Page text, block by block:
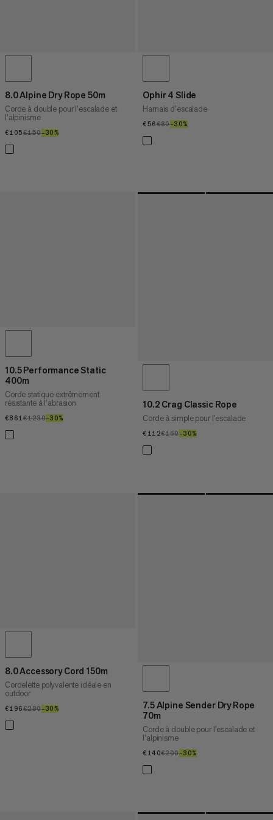
8.0 Alpine Dry Rope 50m
Corde à double pour l’escalade et
l’alpinisme
€105€105
€150€150
–30%
Ophir 4 Slide
Harnais d’escalade
€56€56
€80€80
–30%
10.5 Performance Static
400m
Corde statique extrêmement
résistante à l’abrasion
€861€861
€1230€1230
–30%
10.2 Crag Classic Rope
Corde à simple pour l’escalade
€112€112
€160€160
–30%
8.0 Accessory Cord 150m
Cordelette polyvalente idéale en
outdoor
€196€196
€280€280
–30%
7.5 Alpine Sender Dry Rope
70m
Corde à double pour l’escalade et
l’alpinisme
€140€140
€200€200
–30%